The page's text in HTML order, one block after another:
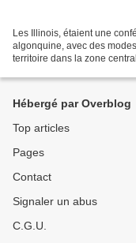
Les Illinois, étaient une
algonquine, avec des
territoire dans la zone
Hébergé par Overblog
Top articles
Pages
Contact
Signaler un abus
C.G.U.